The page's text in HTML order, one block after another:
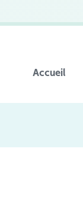
Accueil